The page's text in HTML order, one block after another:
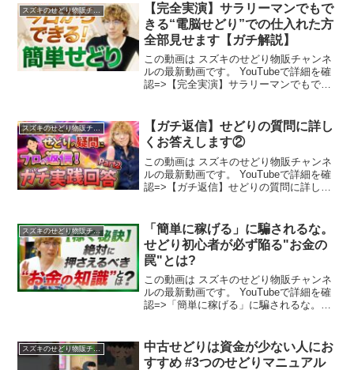
スズキのせどり物販チャンネル
【完全実演】サラリーマンでもで
きる“電脳せどり”での仕入れた方
全部見せます【ガチ解説】
この動画は スズキのせどり物販チャンネ
ルの最新動画です。 YouTubeで詳細を確
認=>【完全実演】サラリーマンでもでき
スズキのせどり物販チャンネル
【ガチ返信】せどりの質問に詳し
くお答えします②
この動画は スズキのせどり物販チャンネ
ルの最新動画です。 YouTubeで詳細を確
認=>【ガチ返信】せどりの質問に詳しく
スズキのせどり物販チャンネル
「簡単に稼げる」に騙されるな。
せどり初心者が必ず陥る"お金の
罠"とは?
この動画は スズキのせどり物販チャンネ
ルの最新動画です。 YouTubeで詳細を確
認=>「簡単に稼げる」に騙されるな。せ
スズキのせどり物販チャンネル
中古せどりは資金が少ない人にお
すすめ #3つのせどりマニュアル